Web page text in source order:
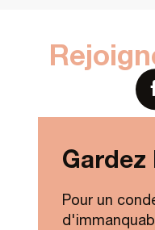
Gardez
Pour un